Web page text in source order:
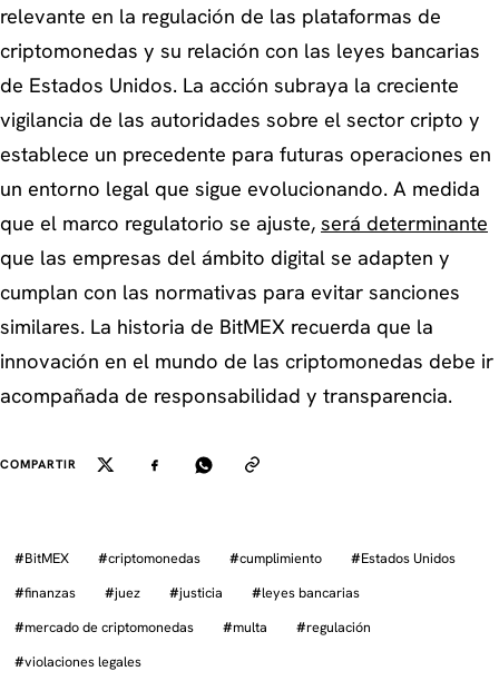
relevante en la regulación de las plataformas de
criptomonedas y su relación con las leyes bancarias
de Estados Unidos. La acción subraya la creciente
vigilancia de las autoridades sobre el sector cripto y
establece un precedente para futuras operaciones en
un entorno legal que sigue evolucionando. A medida
que el marco regulatorio se ajuste, será determinante
que las empresas del ámbito digital se adapten y
cumplan con las normativas para evitar sanciones
similares. La historia de BitMEX recuerda que la
innovación en el mundo de las criptomonedas debe ir
acompañada de responsabilidad y transparencia.
COMPARTIR
#BitMEX #criptomonedas #cumplimiento #Estados Unidos
#finanzas #juez #justicia #leyes bancarias
#mercado de criptomonedas #multa #regulación
#violaciones legales